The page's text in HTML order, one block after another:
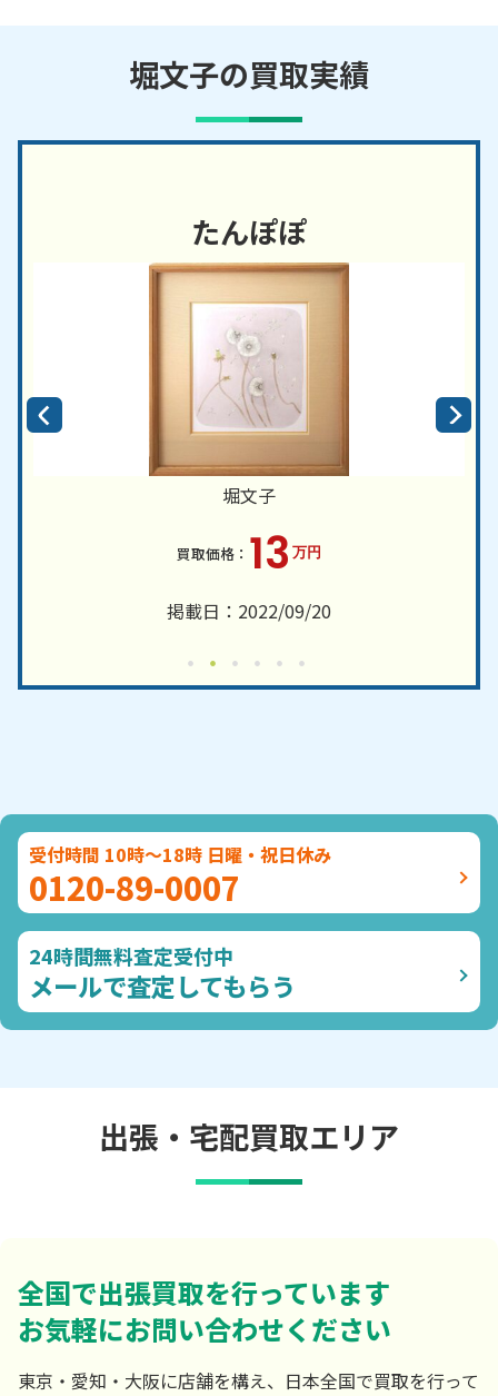
堀文子の買取実績
たんぽぽ
堀文子
13 万円
掲載日：2022/09/20
受付時間 10時～18時 日曜・祝日休み
0120-89-0007
24時間無料査定受付中
メールで査定してもらう
出張・宅配買取エリア
全国で出張買取を行っています
お気軽にお問い合わせください
東京・愛知・大阪に店舗を構え、日本全国で買取を行って